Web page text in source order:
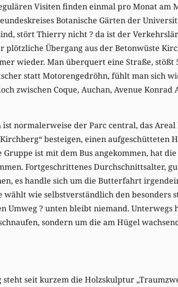
Visiten finden einmal pro Monat am
Botanische Gärten der
stört Thierry nicht ? da ist der
plötzliche Übergang aus der Betonwüste
wieder. Man überquert eine Straße, stößt
statt Motorengedröhn, fühlt man sich
zwischen Coque, Auchan, Avenue
normalerweise der Parc central, das
besteigen, einen aufgeschütteten
ist mit dem Bus angekommen, hat
Fortgeschrittenes Durchschnittsalter,
es handle sich um die Butterfahrt
wie selbstverständlich den besonders
Umweg ? unten bleibt niemand. Unterwegs
sondern um die am Hügel
seit kurzem die Holzskulptur